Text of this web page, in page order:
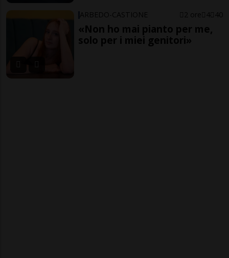
ARBEDO-CASTIONE 2 ore 4 40
«Non ho mai pianto per me,
solo per i miei genitori»